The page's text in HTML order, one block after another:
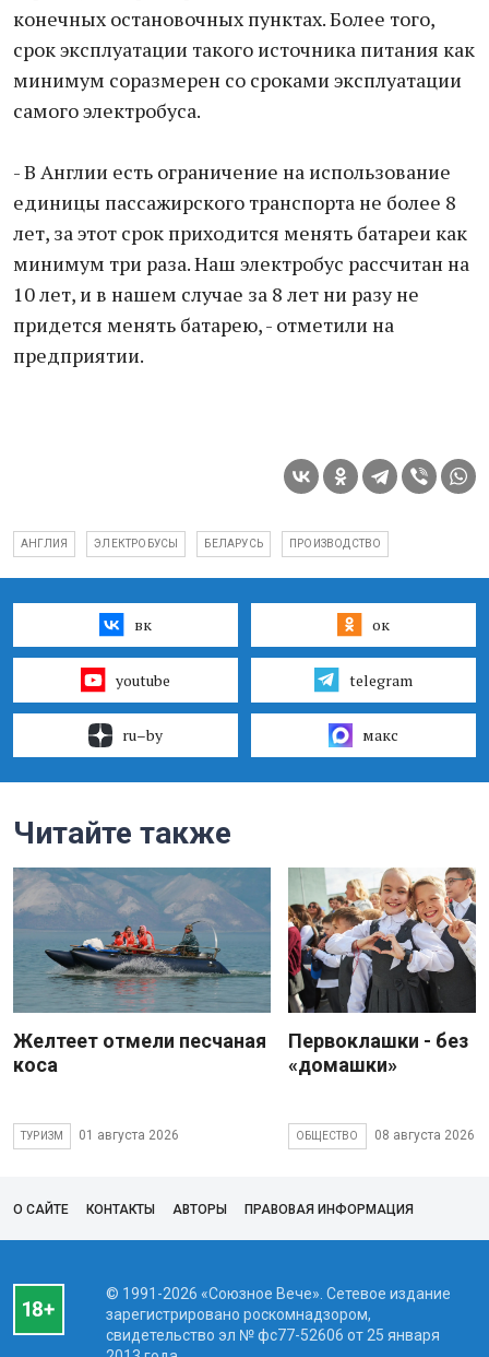
конечных остановочных пунктах. Более того,
срок эксплуатации такого источника питания как
минимум соразмерен со сроками эксплуатации
самого электробуса.
- В Англии есть ограничение на использование
единицы пассажирского транспорта не более 8
лет, за этот срок приходится менять батареи как
минимум три раза. Наш электробус рассчитан на
10 лет, и в нашем случае за 8 лет ни разу не
придется менять батарею, - отметили на
предприятии.
АНГЛИЯ ЭЛЕКТРОБУСЫ БЕЛАРУСЬ ПРОИЗВОДСТВО
вк ок
youtube telegram
ru–by макс
Читайте также
Желтеет отмели песчаная
коса
ТУРИЗМ 01 августа 2026
Первоклашки - без
«домашки»
ОБЩЕСТВО 08 августа 2026
О САЙТЕ КОНТАКТЫ АВТОРЫ ПРАВОВАЯ ИНФОРМАЦИЯ
© 1991-2026 «Союзное Вече». Сетевое издание
зарегистрировано роскомнадзором,
свидетельство эл № фc77-52606 от 25 января